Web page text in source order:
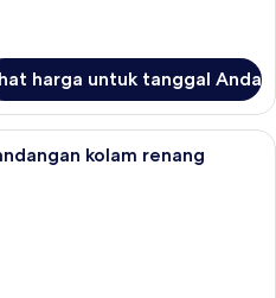
harga untuk tanggal Anda
Brankas, meja kerja, Wi-Fi gratis, dan
kolam renang